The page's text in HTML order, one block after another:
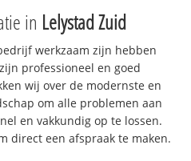
in Lelystad Zuid
werkzaam zijn hebben
professioneel en goed
wij over de modernste en
om alle problemen aan
en vakkundig op te lossen.
direct een afspraak te maken.